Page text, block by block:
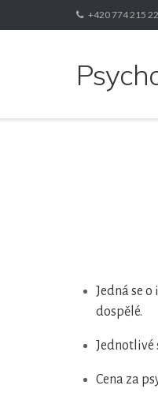
+420 774 215
Jedná se
dospělé.
Jednotlivé
Cena za